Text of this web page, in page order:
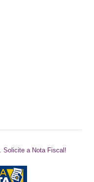
Solicite a Nota Fiscal!